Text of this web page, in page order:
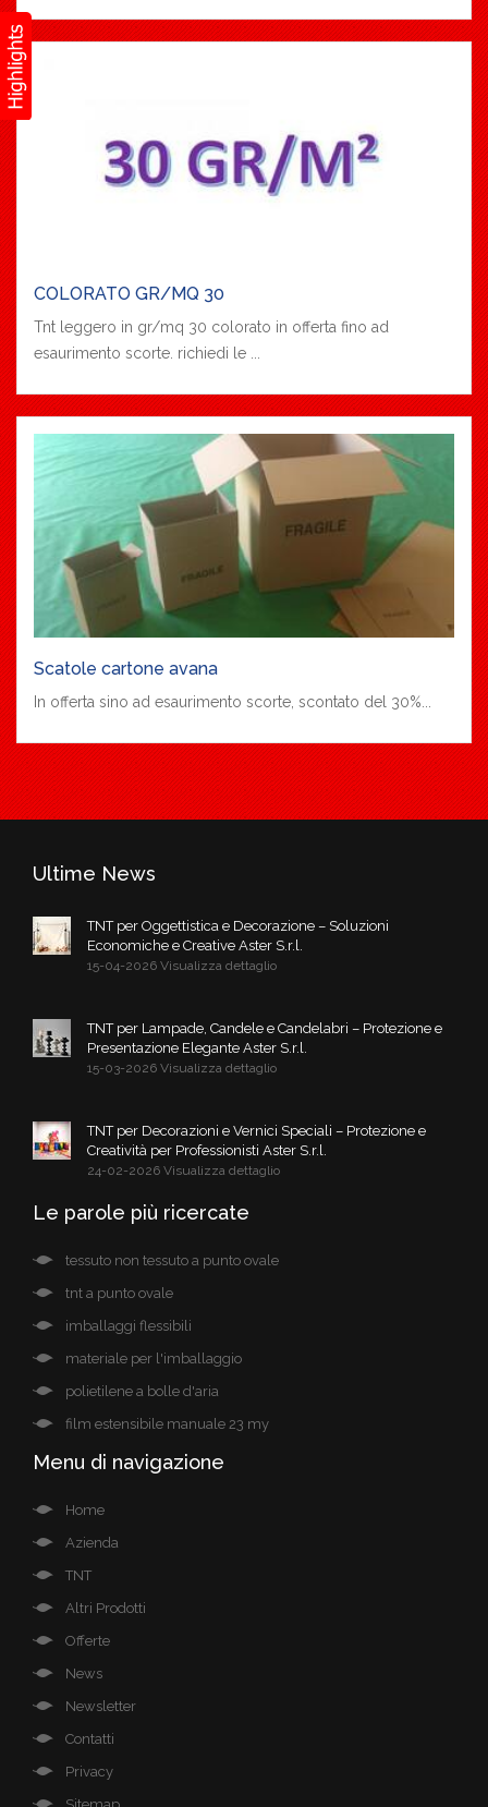
COLORATO GR/MQ 30
Tnt leggero in gr/mq 30 colorato in offerta fino ad
esaurimento scorte. richiedi le ...
Scatole cartone avana
In offerta sino ad esaurimento scorte, scontato del 30%...
Ultime News
TNT per Oggettistica e Decorazione – Soluzioni
Economiche e Creative Aster S.r.l.
15-04-2026 Visualizza dettaglio
TNT per Lampade, Candele e Candelabri – Protezione e
Presentazione Elegante Aster S.r.l.
15-03-2026 Visualizza dettaglio
TNT per Decorazioni e Vernici Speciali – Protezione e
Creatività per Professionisti Aster S.r.l.
24-02-2026 Visualizza dettaglio
Le parole più ricercate
tessuto non tessuto a punto ovale
tnt a punto ovale
imballaggi flessibili
materiale per l'imballaggio
polietilene a bolle d'aria
film estensibile manuale 23 my
Menu di navigazione
Home
Azienda
TNT
Altri Prodotti
Offerte
News
Newsletter
Contatti
Privacy